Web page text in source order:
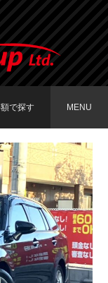
で探す
円
29,999円
39,999円
49,999円
円〜
MENU